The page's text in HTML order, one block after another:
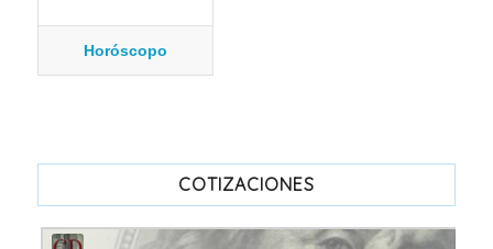
Horóscopo
COTIZACIONES